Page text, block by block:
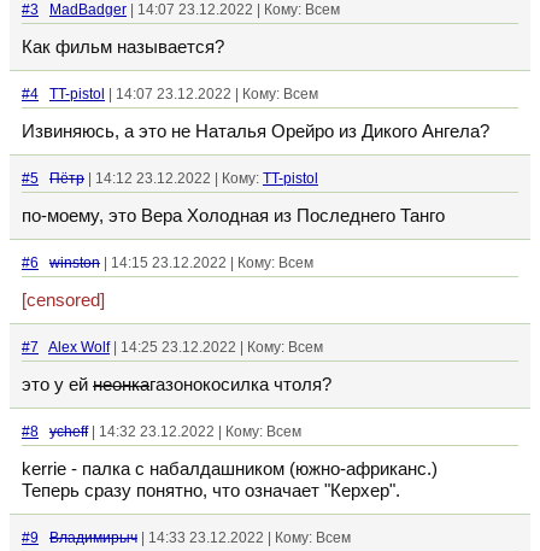
#3 MadBadger | 14:07 23.12.2022 | Кому: Всем
Как фильм называется?
#4 TT-pistol | 14:07 23.12.2022 | Кому: Всем
Извиняюсь, а это не Наталья Орейро из Дикого Ангела?
#5 Пётp | 14:12 23.12.2022 | Кому: TT-pistol
по-моему, это Вера Холодная из Последнего Танго
#6 winston | 14:15 23.12.2022 | Кому: Всем
[censored]
#7 Alex Wolf| 14:25 23.12.2022 | Кому: Всем
это у ей неонкагазонокосилка чтоля?
#8 ycheff| 14:32 23.12.2022 | Кому: Всем
kerrie - палка с набалдашником (южно-африканс.)
Теперь сразу понятно, что означает "Керхер".
#9 Владимирыч | 14:33 23.12.2022 | Кому: Всем